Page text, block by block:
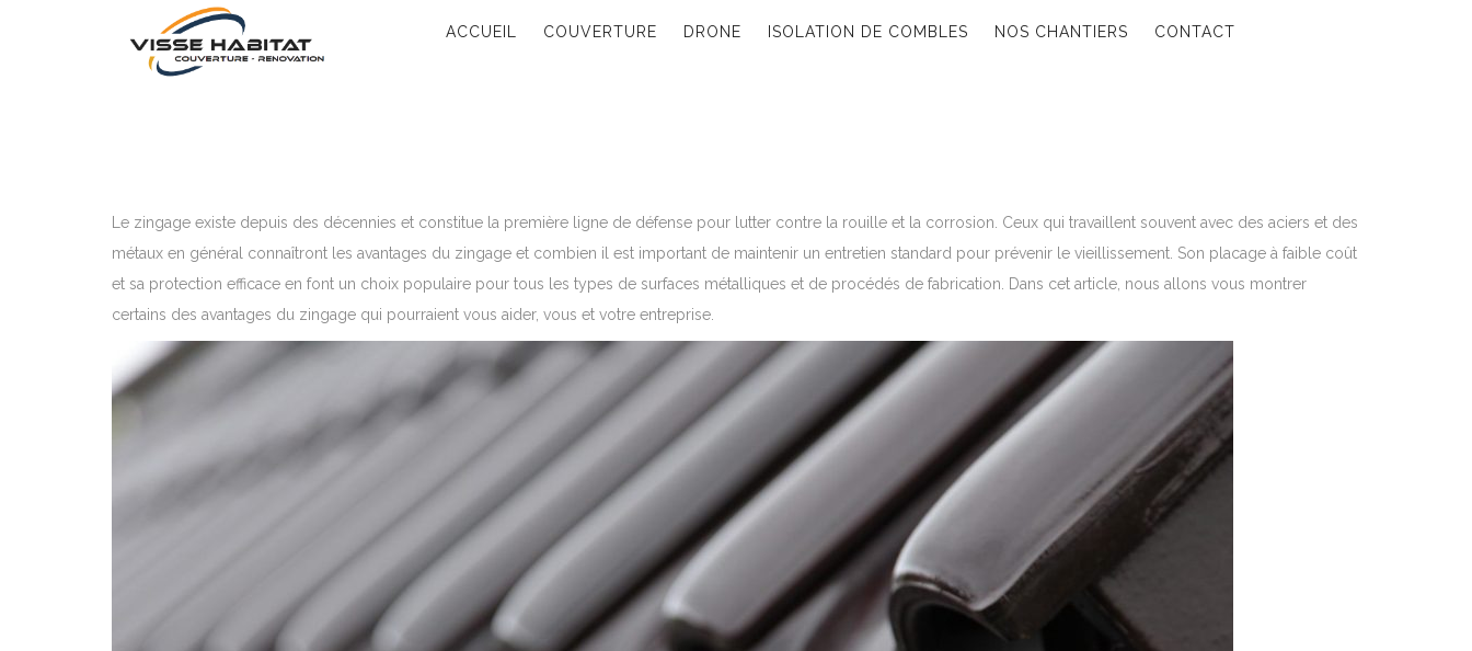
ACCUEIL COUVERTURE DRONE ISOLATION DE COMBLES NOS CHANTIERS CONTACT
Le zingage existe depuis des décennies et constitue la première ligne de défense pour lutter contre la rouille et la corrosion. Ceux qui travaillent souvent avec des aciers et des
métaux en général connaîtront les avantages du zingage et combien il est important de maintenir un entretien standard pour prévenir le vieillissement. Son placage à faible coût
et sa protection efficace en font un choix populaire pour tous les types de surfaces métalliques et de procédés de fabrication. Dans cet article, nous allons vous montrer
certains des avantages du zingage qui pourraient vous aider, vous et votre entreprise.